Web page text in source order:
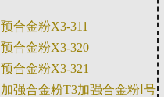
预合金粉X3-311
预合金粉X3-320
预合金粉X3-321
加强合金粉T3加强合金粉Ⅰ号